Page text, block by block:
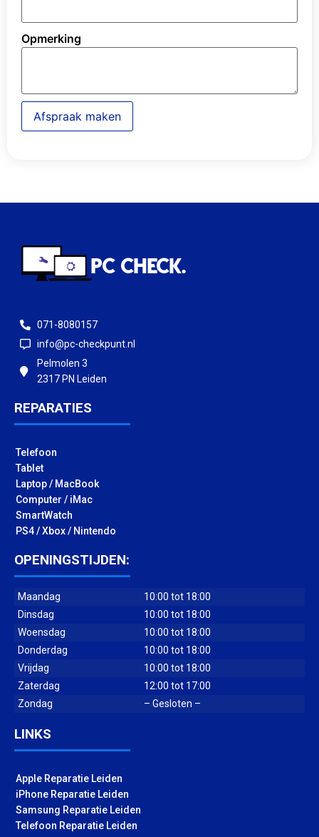
Opmerking
Afspraak maken
071-8080157
info@pc-checkpunt.nl
Pelmolen 3
2317 PN Leiden
REPARATIES
Telefoon
Tablet
Laptop / MacBook
Computer / iMac
SmartWatch
PS4 / Xbox / Nintendo
OPENINGSTIJDEN:
Maandag
10:00 tot 18:00
Dinsdag
10:00 tot 18:00
Woensdag
10:00 tot 18:00
Donderdag
10:00 tot 18:00
Vrijdag
10:00 tot 18:00
Zaterdag
12:00 tot 17:00
Zondag
– Gesloten –
LINKS
Apple Reparatie Leiden
iPhone Reparatie Leiden
Samsung Reparatie Leiden
Telefoon Reparatie Leiden